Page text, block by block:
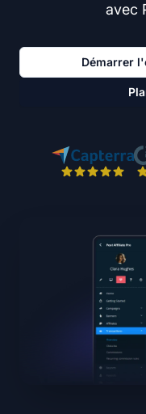
avec
Démarrer